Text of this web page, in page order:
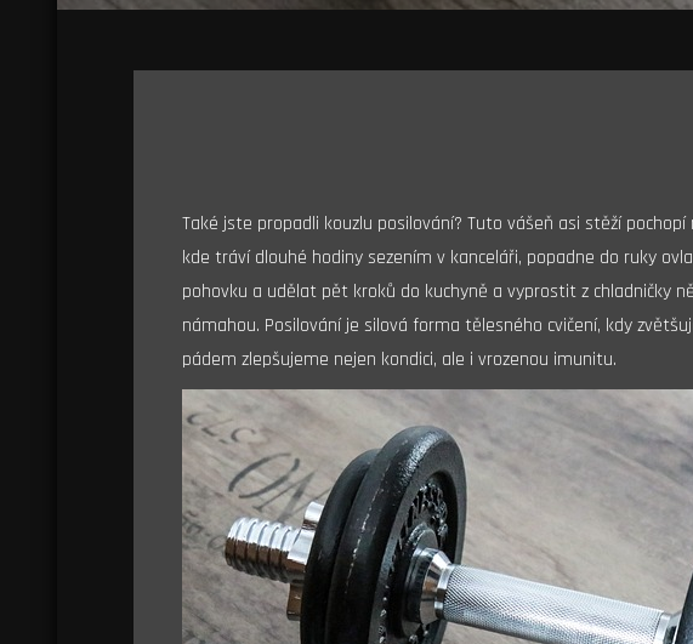
Také jste propadli kouzlu posilování? Tuto vášeň asi stěží
kde tráví dlouhé hodiny sezením v kanceláři, popadne do ruky
pohovku a udělat pět kroků do kuchyně a vyprostit z chladničky
námahou. Posilování je silová forma tělesného cvičení, kdy
pádem zlepšujeme nejen kondici, ale i vrozenou imunitu.